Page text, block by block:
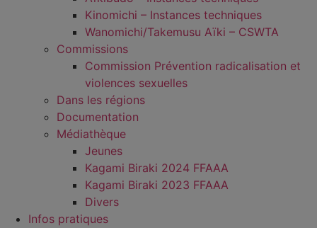
Kinomichi – Instances techniques
Wanomichi/Takemusu Aïki – CSWTA
Commissions
Commission Prévention radicalisation et
violences sexuelles
Dans les régions
Documentation
Médiathèque
Jeunes
Kagami Biraki 2024 FFAAA
Kagami Biraki 2023 FFAAA
Divers
Infos pratiques